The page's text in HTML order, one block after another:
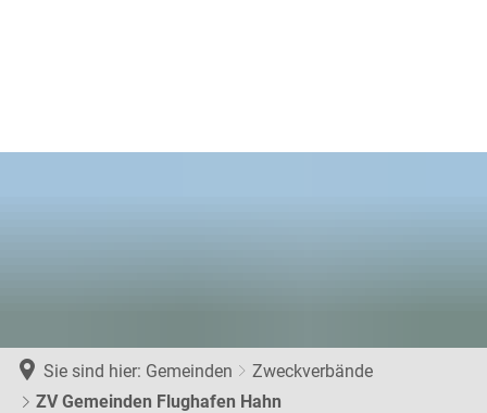
Sie sind hier: Gemeinden
Zweckverbände
ZV Gemeinden Flughafen Hahn